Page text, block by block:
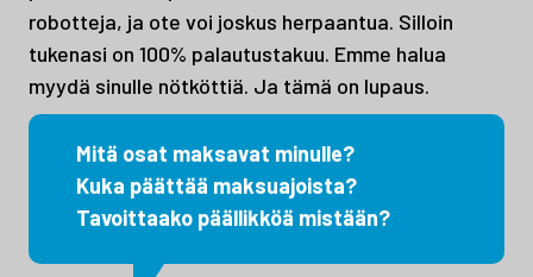
robotteja, ja ote voi joskus herpaantua. Silloin
tukenasi on 100% palautustakuu. Emme halua
myydä sinulle nötköttiä. Ja tämä on lupaus.
Mitä osat maksavat minulle?
Kuka päättää maksuajoista?
Tavoittaako päällikköä mistään?